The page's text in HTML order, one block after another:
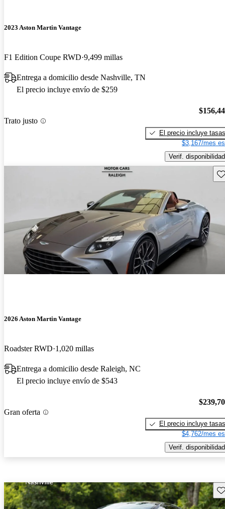
2023 Aston Martin Vantage
F1 Edition Coupe RWD 9,499 millas
Entrega a domicilio desde Nashville, TN
El precio incluye envío de $259
Trato justo
El precio incluye tasas
$3,167/mes
Verif. disponibilidad
2026 Aston Martin Vantage
Roadster RWD 1,020 millas
Entrega a domicilio desde Raleigh, NC
El precio incluye envío de $543
Gran oferta
El precio incluye tasas
$4,762/mes
Verif. disponibilidad